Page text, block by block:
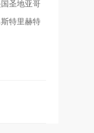
国圣地亚哥
特里赫特